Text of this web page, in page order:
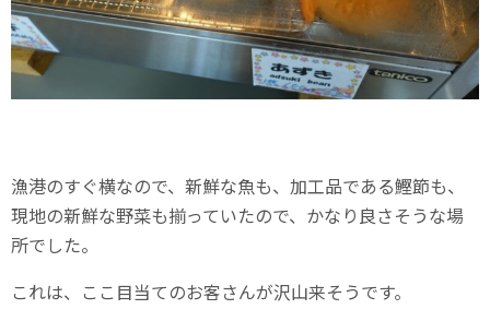
漁港のすぐ横なので、新鮮な魚も、加工品である鰹節も、
現地の新鮮な野菜も揃っていたので、かなり良さそうな場
所でした。
これは、ここ目当てのお客さんが沢山来そうです。